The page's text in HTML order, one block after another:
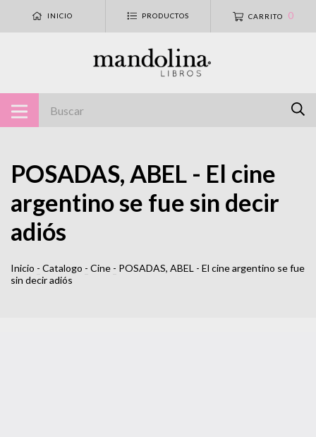
INICIO PRODUCTOS CARRITO 0
POSADAS, ABEL - El cine
argentino se fue sin decir
adiós
Inicio - Catalogo - Cine - POSADAS, ABEL - El cine argentino se fue
sin decir adiós